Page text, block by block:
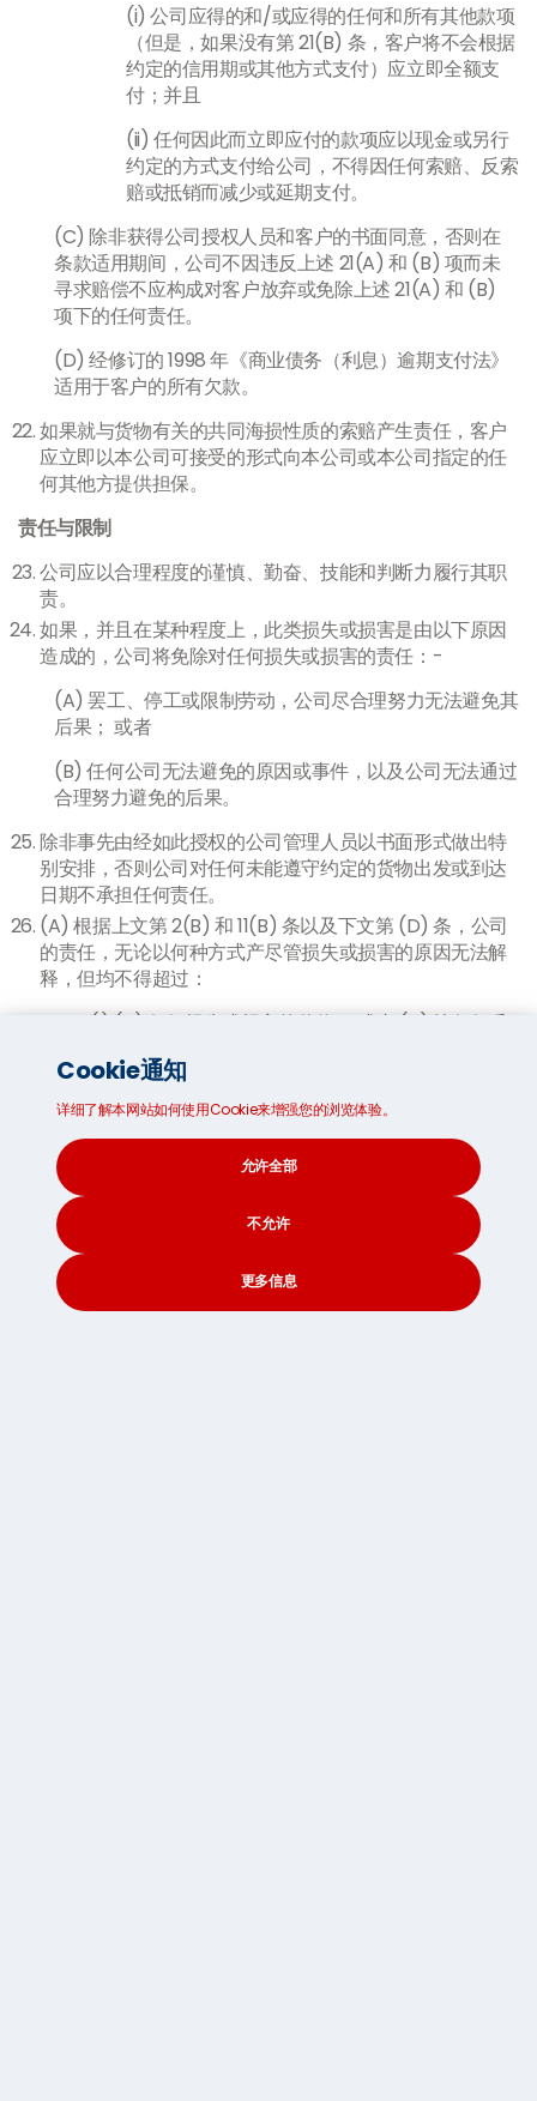
(i) 公司应得的和/或应得的任何和所有其他款项
（但是，如果没有第 21(B) 条，客户将不会根据
约定的信用期或其他方式支付）应立即全额支
付；并且
(ii) 任何因此而立即应付的款项应以现金或另行
约定的方式支付给公司，不得因任何索赔、反索
赔或抵销而减少或延期支付。
(C) 除非获得公司授权人员和客户的书面同意，否则在
条款适用期间，公司不因违反上述 21(A) 和 (B) 项而未
寻求赔偿不应构成对客户放弃或免除上述 21(A) 和 (B)
项下的任何责任。
(D) 经修订的 1998 年《商业债务（利息）逾期支付法》
适用于客户的所有欠款。
如果就与货物有关的共同海损性质的索赔产生责任，客户
应立即以本公司可接受的形式向本公司或本公司指定的任
何其他方提供担保。
责任与限制
公司应以合理程度的谨慎、勤奋、技能和判断力履行其职
责。
如果，并且在某种程度上，此类损失或损害是由以下原因
造成的，公司将免除对任何损失或损害的责任：-
(A) 罢工、停工或限制劳动，公司尽合理努力无法避免其
后果； 或者
(B) 任何公司无法避免的原因或事件，以及公司无法通过
合理努力避免的后果。
除非事先由经如此授权的公司管理人员以书面形式做出特
别安排，否则公司对任何未能遵守约定的货物出发或到达
日期不承担任何责任。
(A) 根据上文第 2(B) 和 11(B) 条以及下文第 (D) 条，公司
的责任，无论以何种方式产尽管损失或损害的原因无法解
释，但均不得超过：
(i) (a) 任何损失或损害的价值； 或者 (b) 按任何丢
较小者为准。
(ii) 在符合以下 (iii) 的情况下，对于所有其他索赔：
(a) 本公司与客户相关交易标的物的价值； 或者 (b)
在可以定义重量的情况下，按上述交易标的货物的
毛重每公斤 2 SDR 的汇率计算的金额； 或者 (c) 任
何一笔交易的 75,000 SDR，以较小者为准。
(iii) 在错误和/或遗漏的情况下，或一系列错误和/或
遗漏重复或代表原始错误和/或遗漏的延续：(a) 招
Cookie通知
详细了解本网站如何使用Cookie来增强您的浏览体验。
允许全部
不允许
更多信息